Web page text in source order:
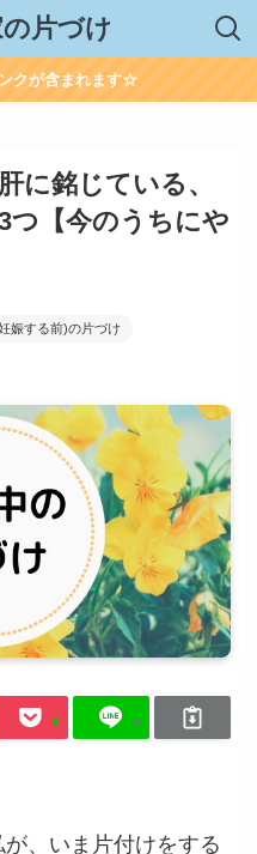
片づけ
クが含まれます☆
に銘じている、
つ【今のうちにや
娠する前)の片づけ
、いま片付けをする